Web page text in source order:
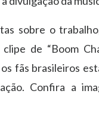
sobre o
de “Boom
fãs brasileiros
Confira a